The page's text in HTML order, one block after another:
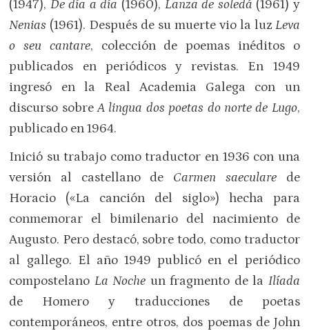
(1947), De día a día (1960), Lanza de soledá (1961) y
Nenias (1961). Después de su muerte vio la luz Leva
o seu cantare, colección de poemas inéditos o
publicados en periódicos y revistas. En 1949
ingresó en la Real Academia Galega con un
discurso sobreA lingua dos poetas do norte de Lugo,
publicado en 1964.
Inició su trabajo como traductor en 1936 con una
versión al castellano de Carmen saeculare de
Horacio («La canción del siglo») hecha para
conmemorar el bimilenario del nacimiento de
Augusto. Pero destacó, sobre todo, como traductor
al gallego. El año 1949 publicó en el periódico
compostelano La Noche un fragmento de la Ilíada
de Homero y traducciones de poetas
contemporáneos, entre otros, dos poemas de John